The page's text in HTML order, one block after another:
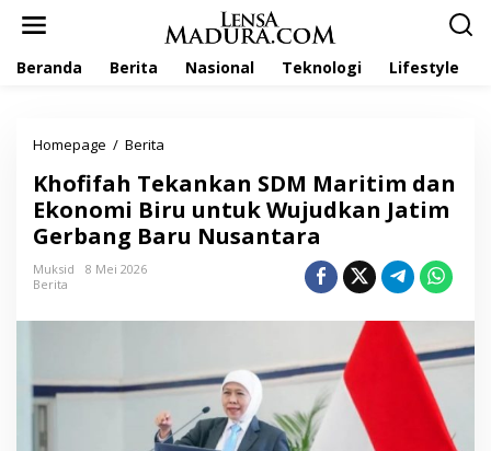
Beranda Berita Nasional Teknologi Lifestyle
Homepage / Berita
o
f
i
f
e
n
a
n
Khofifah Tekankan SDM Maritim dan
Ekonomi Biru untuk Wujudkan Jatim
Gerbang Baru Nusantara
Muksid
8 Mei 2026
Berita